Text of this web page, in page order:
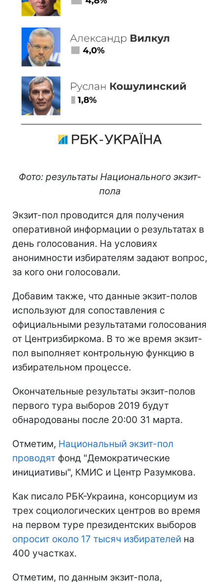
Фото: результаты Национального экзит-
пола
Экзит-пол проводится для получения
оперативной информации о результатах в
день голосования. На условиях
анонимности избирателям задают вопрос,
за кого они голосовали.
Добавим также, что данные экзит-полов
используют для сопоставления с
официальными результатами голосования
от Центризбиркома. В то же время экзит-
пол выполняет контрольную функцию в
избирательном процессе.
Окончательные результаты экзит-полов
первого тура выборов 2019 будут
обнародованы после 20:00 31 марта.
Отметим, Национальный экзит-пол
проводят фонд "Демократические
инициативы", КМИС и Центр Разумкова.
Как писало РБК-Украина, консорциум из
трех социологических центров во время
на первом туре президентских выборов
опросит около 17 тысяч избирателей на
400 участках.
Отметим, по данным экзит-пола,